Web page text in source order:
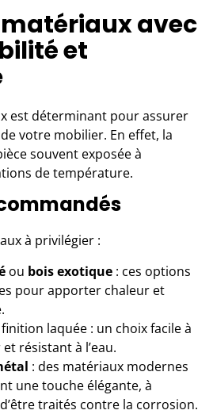
avec
et
est déterminant pour assurer
votre mobilier. En effet, la
souvent exposée à
de température.
à privilégier :
ou bois exotique : ces options
pour apporter chaleur et
laquée : un choix facile à
résistant à l’eau.
: des matériaux modernes
une touche élégante, à
traités contre la corrosion.